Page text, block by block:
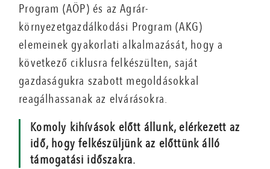
Program (AÖP) és az Agrár-
környezetgazdálkodási Program (AKG)
elemeinek gyakorlati alkalmazását, hogy a
következő ciklusra felkészülten, saját
gazdaságukra szabott megoldásokkal
reagálhassanak az elvárásokra.
Komoly kihívások előtt állunk, elérkezett az
idő, hogy felkészüljünk az előttünk álló
támogatási időszakra.